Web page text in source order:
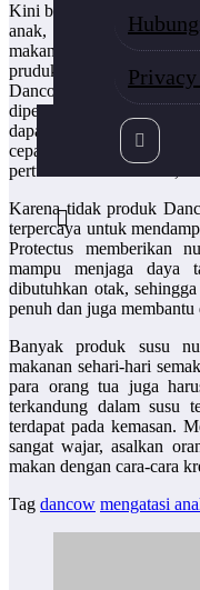
Kini banyak sekali
anak, seperti vitamin,
makanan lainnya.
pruduk susu yang dapat
Dancow 3+ Lactobacillus
diperkaya dengan
dapat menjadikan anak
cepat tumbuh tinggi.
pertumbuhan lebih baik,
Karena tidak produk
terpercaya untuk
Protectus memberikan
mampu menjaga daya
dibutuhkan otak,
penuh dan juga
Banyak produk susu
makanan sehari-hari
para orang tua juga
terkandung dalam susu
terdapat pada kemasan.
sangat wajar, asalkan
makan dengan cara-cara
Tag dancow mengatasi